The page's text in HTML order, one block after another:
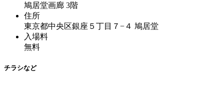
鳩居堂画廊 3階
住所
東京都中央区銀座５丁目７−４ 鳩居堂
入場料
無料
チラシなど